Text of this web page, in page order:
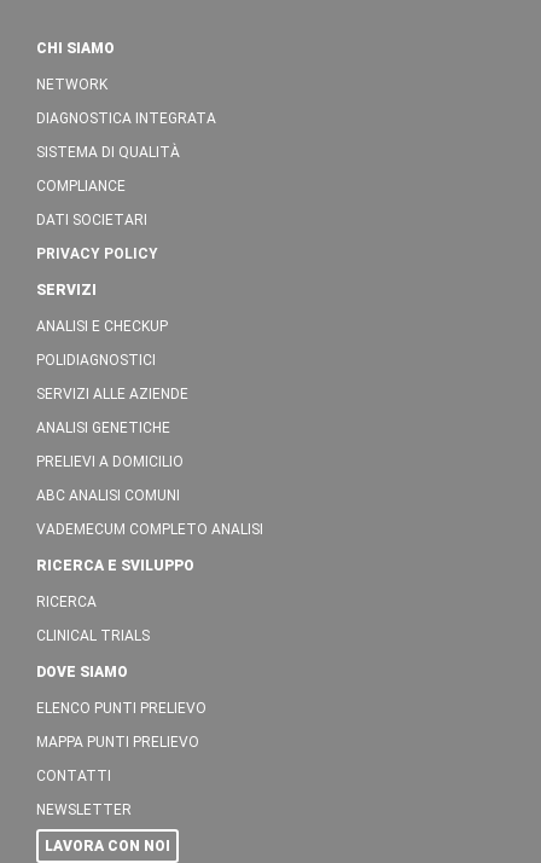
CHI SIAMO
NETWORK
DIAGNOSTICA INTEGRATA
SISTEMA DI QUALITÀ
COMPLIANCE
DATI SOCIETARI
PRIVACY POLICY
SERVIZI
ANALISI E CHECKUP
POLIDIAGNOSTICI
SERVIZI ALLE AZIENDE
ANALISI GENETICHE
PRELIEVI A DOMICILIO
ABC ANALISI COMUNI
VADEMECUM COMPLETO ANALISI
RICERCA E SVILUPPO
RICERCA
CLINICAL TRIALS
DOVE SIAMO
ELENCO PUNTI PRELIEVO
MAPPA PUNTI PRELIEVO
CONTATTI
NEWSLETTER
LAVORA CON NOI